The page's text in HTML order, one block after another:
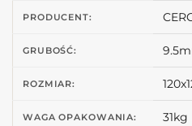
PRODUCENT:
GRUBOŚĆ:
ROZMIAR:
WAGA OPAKOWANIA: 31kg